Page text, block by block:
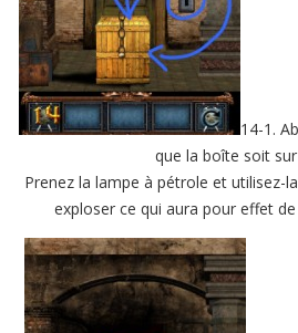
14-1.
que la boîte soit
Prenez la lampe à pétrole et utilisez-
exploser ce qui aura pour effet